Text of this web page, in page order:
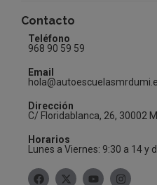
Contacto
Teléfono
968 90 59 59
Email
Dirección
C/ Floridablanca, 26, 30002
Horarios
Lunes a Viernes: 9:30 a 14 y